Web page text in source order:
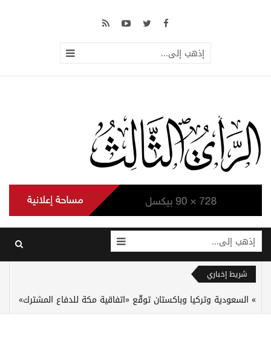
إذهب إلى...
إذهب إلى...
شريط إخباري
السعودية وتركيا وباكستان توقّع «اتفاقية مكة للدفاع المشترك»